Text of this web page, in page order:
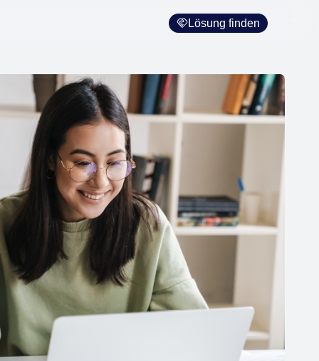
Lösung finden